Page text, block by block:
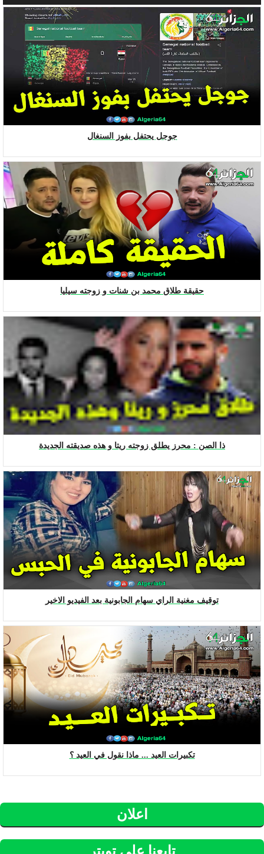
جوجل يحتفل بفوز السنغال
حقيقة طلاق محمد بن شنات و زوجته سيليا
ذا الصن : محرز يطلق زوجته ريتا و هذه صديقته الجديدة
توقيف مغنية الراي سهام الجابونية بعد الفيديو الاخير
تكبيرات العيد ... ماذا نقول في العيد ؟
اعلان
تابعنا على تويتر